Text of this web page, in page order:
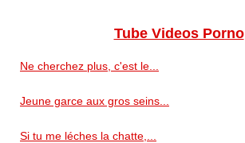
Tube Videos Porno
Ne cherchez plus, c'est le...
Jeune garce aux gros seins...
Si tu me léches la chatte,...